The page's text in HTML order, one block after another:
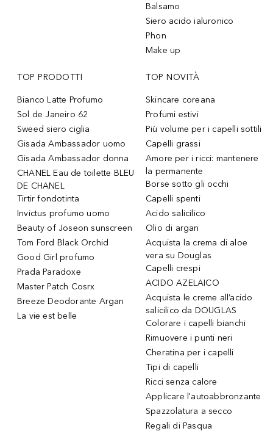
Balsamo
Siero acido ialuronico
Phon
Make up
TOP PRODOTTI
Bianco Latte Profumo
Sol de Janeiro 62
Sweed siero ciglia
Gisada Ambassador uomo
Gisada Ambassador donna
CHANEL Eau de toilette BLEU
DE CHANEL
Tirtir fondotinta
Invictus profumo uomo
Beauty of Joseon sunscreen
Tom Ford Black Orchid
Good Girl profumo
Prada Paradoxe
Master Patch Cosrx
Breeze Deodorante Argan
La vie est belle
TOP NOVITÀ
Skincare coreana
Profumi estivi
Più volume per i capelli sottili
Capelli grassi
Amore per i ricci: mantenere
la permanente
Borse sotto gli occhi
Capelli spenti
Acido salicilico
Olio di argan
Acquista la crema di aloe
vera su Douglas
Capelli crespi
ACIDO AZELAICO
Acquista le creme all’acido
salicilico da DOUGLAS
Colorare i capelli bianchi
Rimuovere i punti neri
Cheratina per i capelli
Tipi di capelli
Ricci senza calore
Applicare l'autoabbronzante
Spazzolatura a secco
Regali di Pasqua